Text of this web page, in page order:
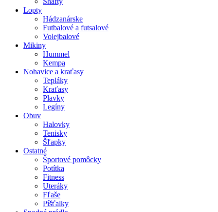
Lopty
Hádzanárske
Futbalové a futsalové
Volejbalové
Mikiny
Hummel
Kempa
Nohavice a kraťasy
Tepláky
Kraťasy
Plavky
Legíny
Obuv
Halovky
Tenisky
Šľapky
Ostatné
Športové pomôcky
Potítka
Fitness
Uteráky
Fľaše
Píšťalky